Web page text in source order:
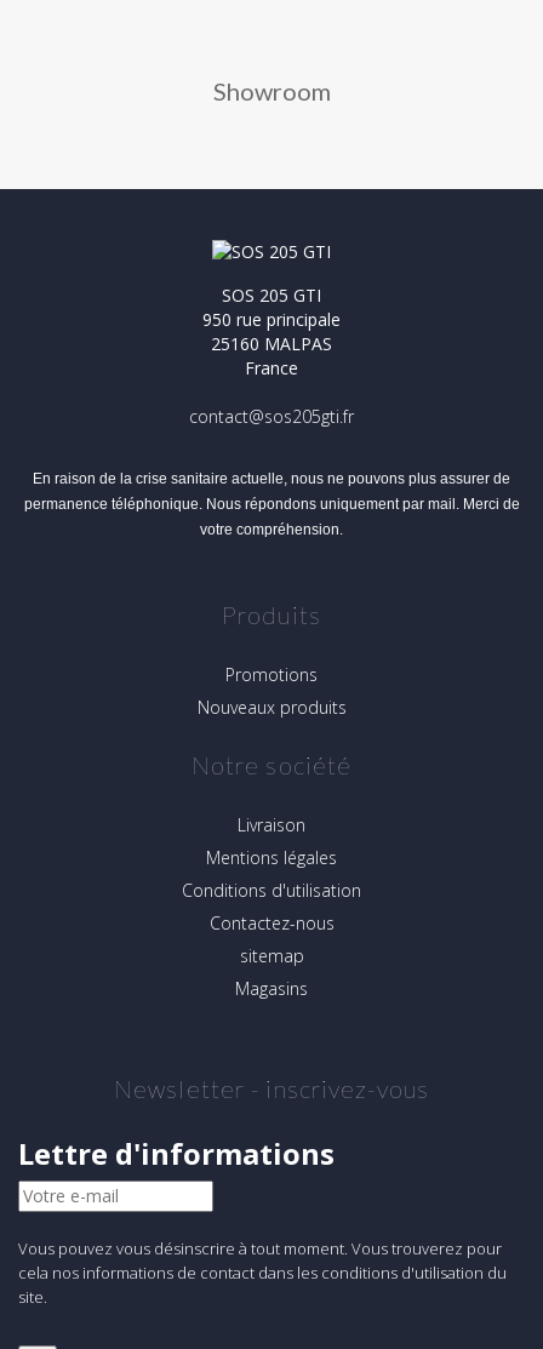
Showroom
SOS 205 GTI
950 rue principale
25160 MALPAS
France
contact@sos205gti.fr
En raison de la crise sanitaire actuelle, nous ne pouvons plus assurer de
permanence téléphonique. Nous répondons uniquement par mail. Merci de
votre compréhension.
Produits
Promotions
Nouveaux produits
Notre société
Livraison
Mentions légales
Conditions d'utilisation
Contactez-nous
sitemap
Magasins
Newsletter - inscrivez-vous
Lettre d'informations
Vous pouvez vous désinscrire à tout moment. Vous trouverez pour
cela nos informations de contact dans les conditions d'utilisation du
site.